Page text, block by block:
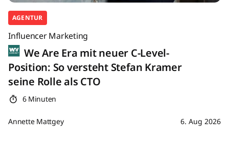
AGENTUR
Influencer Marketing
We Are Era mit neuer C-Level-
Position: So versteht Stefan Kramer
seine Rolle als CTO
6 Minuten
Annette Mattgey 6. Aug 2026